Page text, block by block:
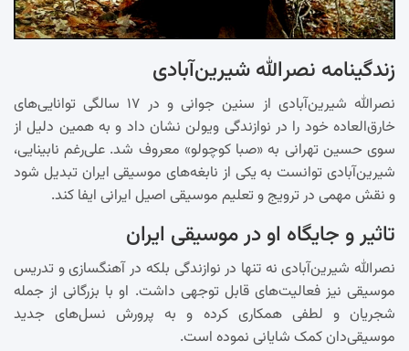
زندگینامه نصرالله شیرین‌آبادی
نصرالله شیرین‌آبادی از سنین جوانی و در ۱۷ سالگی توانایی‌های
خارق‌العاده خود را در نوازندگی ویولن نشان داد و به همین دلیل از
سوی حسین تهرانی به «صبا کوچولو» معروف شد. علی‌رغم نابینایی،
شیرین‌آبادی توانست به یکی از نابغه‌های موسیقی ایران تبدیل شود
و نقش مهمی در ترویج و تعلیم موسیقی اصیل ایرانی ایفا کند.
تاثیر و جایگاه او در موسیقی ایران
نصرالله شیرین‌آبادی نه تنها در نوازندگی بلکه در آهنگسازی و تدریس
موسیقی نیز فعالیت‌های قابل توجهی داشت. او با بزرگانی از جمله
شجریان و لطفی همکاری کرده و به پرورش نسل‌های جدید
موسیقی‌دان کمک شایانی نموده است.